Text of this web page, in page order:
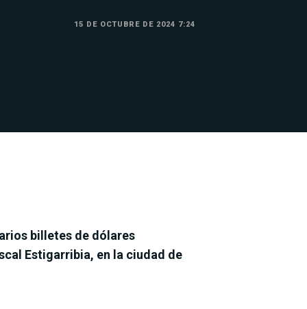
15 DE OCTUBRE DE 2024 7:24
billetes de dólares
Estigarribia, en la ciudad de